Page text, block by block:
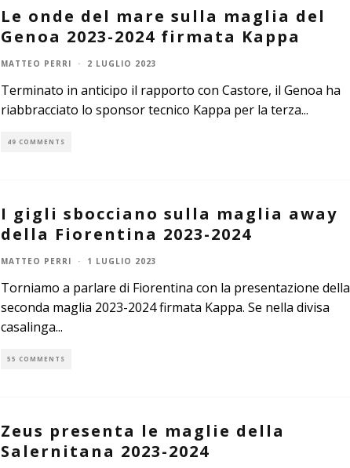
Le onde del mare sulla maglia del
Genoa 2023-2024 firmata Kappa
MATTEO PERRI · 2 LUGLIO 2023
Terminato in anticipo il rapporto con Castore, il Genoa ha
riabbracciato lo sponsor tecnico Kappa per la terza...
49 COMMENTS
I gigli sbocciano sulla maglia away
della Fiorentina 2023-2024
MATTEO PERRI · 1 LUGLIO 2023
Torniamo a parlare di Fiorentina con la presentazione della
seconda maglia 2023-2024 firmata Kappa. Se nella divisa
casalinga...
55 COMMENTS
Zeus presenta le maglie della
Salernitana 2023-2024